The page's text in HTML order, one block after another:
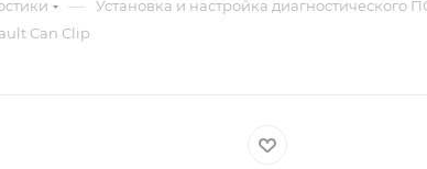
— Установка и настройка диагностического
Can Clip